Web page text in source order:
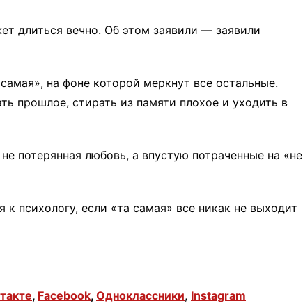
длиться вечно. Об этом заявили — заявили
на фоне которой меркнут все остальные.
прошлое, стирать из памяти плохое и уходить в
потерянная любовь, а впустую потраченные на «не
психологу, если «та самая» все никак не выходит
, Facebook, Одноклассники, Instagram